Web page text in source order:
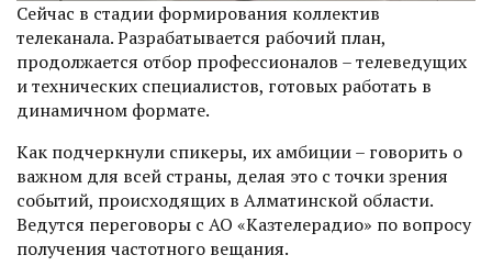
Сейчас в стадии формирования коллектив
телеканала. Разрабатывается рабочий план,
продолжается отбор профессио­налов – телеведущих
и техничес­ких специалистов, готовых работать в
динамичном формате.
Как подчеркнули спикеры, их амбиции – говорить о
важном для всей страны, делая это с точки зрения
событий, происходящих в Алматинской области.
Ведутся переговоры с АО «Казтелерадио» по вопросу
получения частотного вещания.